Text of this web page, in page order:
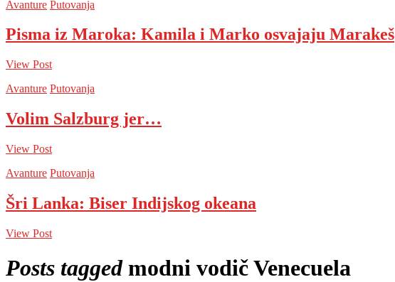
Avanture Putovanja
Pisma iz Maroka: Kamila i Marko osvajaju Marakeš
View Post
Avanture Putovanja
Volim Salzburg jer…
View Post
Avanture Putovanja
Šri Lanka: Biser Indijskog okeana
View Post
Posts tagged modni vodič Venecuela